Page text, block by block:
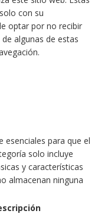
con su
optar por no recibir
algunas de estas
esenciales para que el
solo incluye
y características
almacenan ninguna